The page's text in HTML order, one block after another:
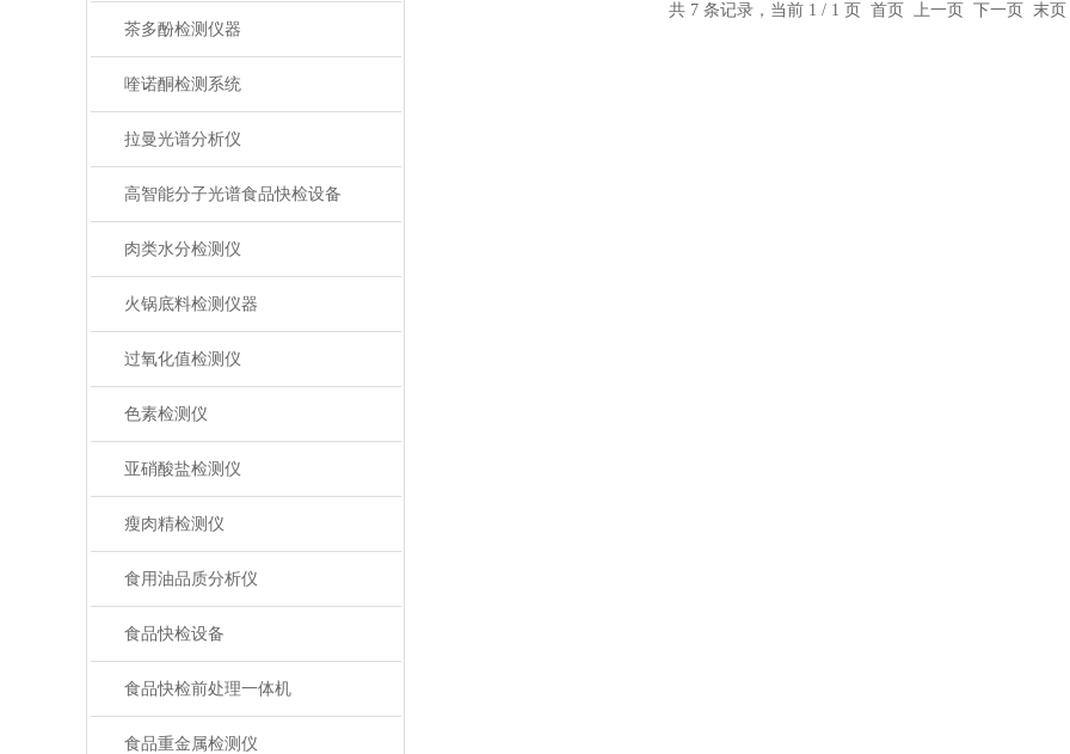
茶多酚检测仪器
喹诺酮检测系统
拉曼光谱分析仪
高智能分子光谱食品快检设备
肉类水分检测仪
火锅底料检测仪器
过氧化值检测仪
色素检测仪
亚硝酸盐检测仪
瘦肉精检测仪
食用油品质分析仪
食品快检设备
食品快检前处理一体机
食品重金属检测仪
共 7 条记录，当前 1 / 1 页 首页 上一页 下一页 末